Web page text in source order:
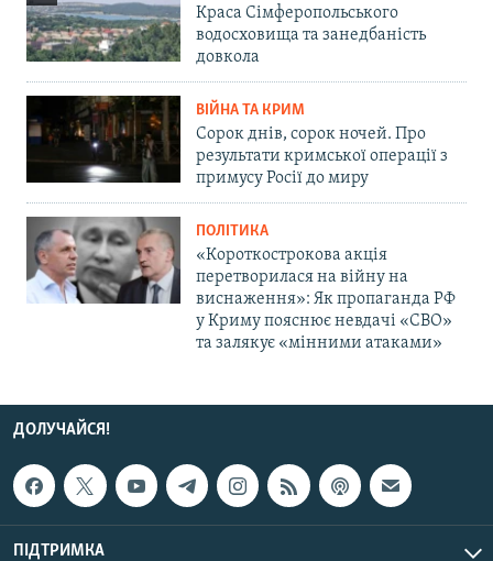
Краса Сімферопольського
водосховища та занедбаність
довкола
ВІЙНА ТА КРИМ
Сорок днів, сорок ночей. Про
результати кримської операції з
примусу Росії до миру
ПОЛІТИКА
«Короткострокова акція
перетворилася на війну на
виснаження»: Як пропаганда РФ
у Криму пояснює невдачі «СВО»
та залякує «мінними атаками»
ДОЛУЧАЙСЯ!
ПІДТРИМКА